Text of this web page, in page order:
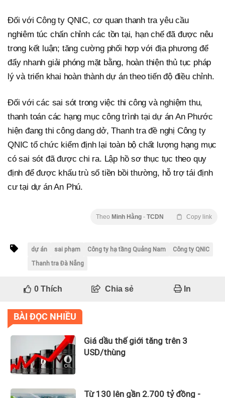
Đối với Công ty QNIC, cơ quan thanh tra yêu cầu
nghiêm túc chấn chỉnh các tồn tại, hạn chế đã được nêu
trong kết luận; tăng cường phối hợp với địa phương để
đẩy nhanh giải phóng mặt bằng, hoàn thiện thủ tục pháp
lý và triển khai hoàn thành dự án theo tiến độ điều chỉnh.
Đối với các sai sót trong việc thi công và nghiệm thu,
thanh toán các hạng mục công trình tại dự án An Phước
hiện đang thi công dang dở, Thanh tra đề nghị Công ty
QNIC tổ chức kiểm định lại toàn bộ chất lượng hạng mục
có sai sót đã được chi ra. Lập hồ sơ thục tục theo quy
định để được khấu trù số tiền bồi thường, hỗ trợ tái định
cư tại dự án An Phú.
Theo Minh Hằng - TCDN Copy link
dự án sai phạm Công ty hạ tầng Quảng Nam
Công ty QNIC
Thanh tra Đà Nẵng
0Thích Chia sẻ In
BÀI ĐỌC NHIỀU
Giá dầu thế giới tăng trên 3
USD/thùng
Từ 130 lên gần 2.700 tỷ đồng -